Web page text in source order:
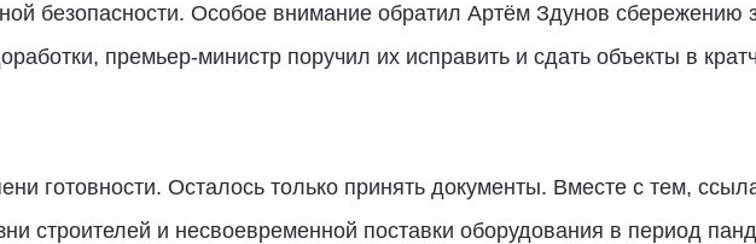
безопасности. Особое внимание обратил Артём Здунов сбережению
премьер-министр поручил их исправить и сдать объекты в
готовности. Осталось только принять документы. Вместе с тем,
строителей и несвоевременной поставки оборудования в период